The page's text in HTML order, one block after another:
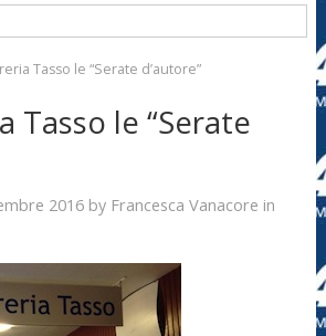
Tasso le “Serate d’autore”
Tasso le “Serate
2016by Francesca Vanacore in